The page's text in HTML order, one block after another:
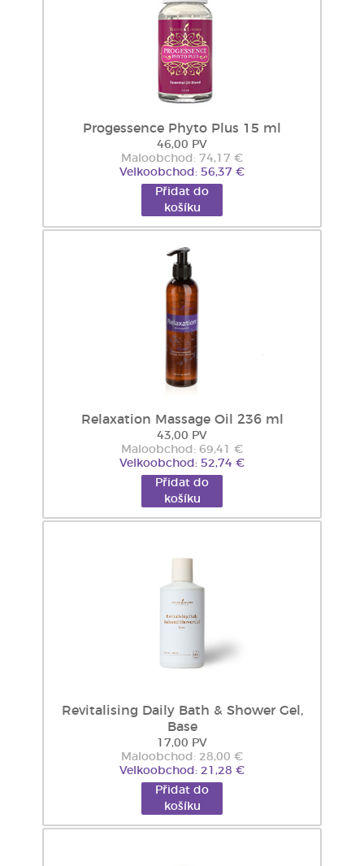
Progessence Phyto Plus 15 ml
46,00 PV
Maloobchod: 74,17 €
Velkoobchod: 56,37 €
Přidat do
košíku
Relaxation Massage Oil 236 ml
43,00 PV
Maloobchod: 69,41 €
Velkoobchod: 52,74 €
Přidat do
košíku
Revitalising Daily Bath & Shower Gel,
Base
17,00 PV
Maloobchod: 28,00 €
Velkoobchod: 21,28 €
Přidat do
košíku